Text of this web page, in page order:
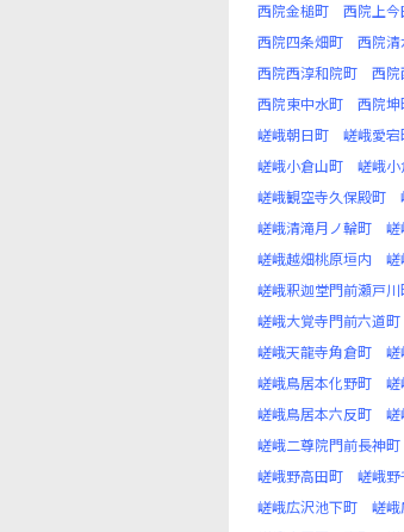
西院金槌町
西院上今
西院四条畑町
西院清
西院西淳和院町
西院
西院東中水町
西院坤
嵯峨朝日町
嵯峨愛宕
嵯峨小倉山町
嵯峨
嵯峨観空寺久保殿町
嵯峨清滝月ノ輪町
嵯
嵯峨越畑桃原垣内
嵯
嵯峨釈迦堂門前瀬戸川
嵯峨大覚寺門前六道町
嵯峨天龍寺角倉町
嵯
嵯峨鳥居本化野町
嵯
嵯峨鳥居本六反町
嵯
嵯峨二尊院門前長神町
嵯峨野高田町
嵯峨
嵯峨広沢池下町
嵯峨